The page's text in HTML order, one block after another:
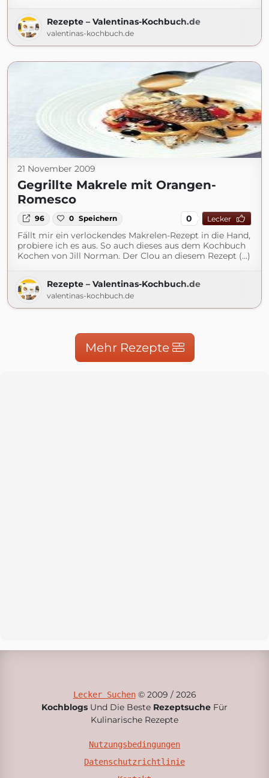
Rezepte – Valentinas-Kochbuch.de
valentinas-kochbuch.de
21 November 2009
Gegrillte Makrele mit Orangen-
Romesco
96 0 Speichern 0 Lecker
Fällt mir ein verlockendes Makrelen-Rezept in die Hand,
probiere ich es aus. So auch dieses aus dem Kochbuch
Kochen von Jill Norman. Der Clou an diesem Rezept (...)
Rezepte – Valentinas-Kochbuch.de
valentinas-kochbuch.de
Mehr Rezepte
Lecker Suchen© 2009 / 2026
Kochblogs Und Die Beste Rezeptsuche Für
Kulinarische Rezepte
Nutzungsbedingungen
Datenschutzrichtlinie